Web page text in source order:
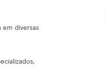
em diversas